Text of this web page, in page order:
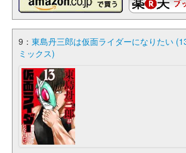
9： 東島丹三郎は仮面ライダーになりたい
ミックス)